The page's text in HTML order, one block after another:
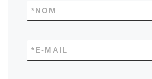
NOM
*
E-MAIL
*